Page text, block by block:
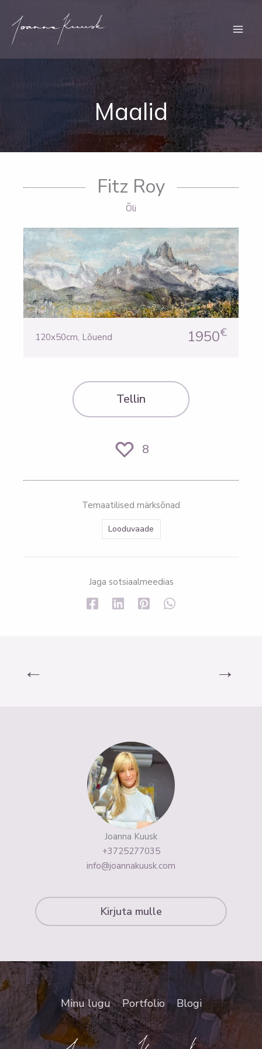
content
Maalid
Fitz Roy
Õli
120x50cm, Lõuend 1950€
Tellin
8
Temaatilised märksõnad
Looduvaade
Jaga sotsiaalmeedias
← →
Joanna Kuusk
+3725277035
info@joannakuusk.com
Kirjuta mulle
Minu lugu Portfolio Blogi